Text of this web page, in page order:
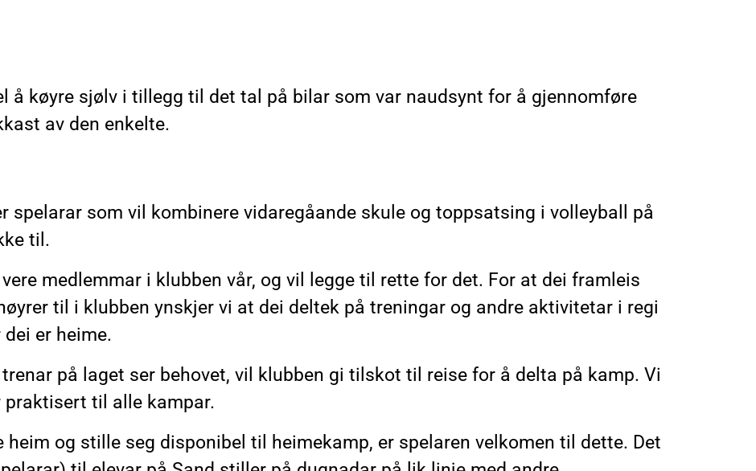
å køyre sjølv i tillegg til det tal på bilar som var naudsynt for å gjennomføre
av den enkelte.
spelarar som vil kombinere vidaregåande skule og toppsatsing i volleyball på
til.
medlemmar i klubben vår, og vil legge til rette for det. For at dei framleis
til i klubben ynskjer vi at dei deltek på treningar og andre aktivitetar i regi
er heime.
på laget ser behovet, vil klubben gi tilskot til reise for å delta på kamp. Vi
til alle kampar.
heim og stille seg disponibel til heimekamp, er spelaren velkomen til dette. Det